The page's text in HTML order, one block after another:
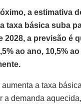
a estimativa
taxa básica suba
2028, a previsão é
ao ano, 10,5%
a taxa
a demanda